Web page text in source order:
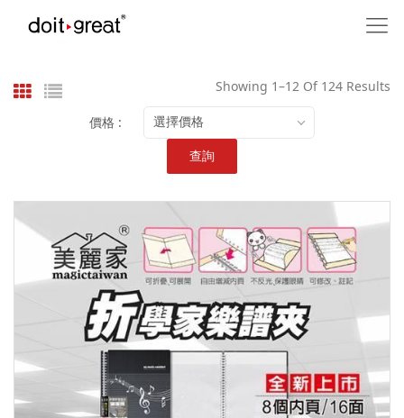
Showing 1–12 Of 124 Results
價格 : 選擇價格
查詢